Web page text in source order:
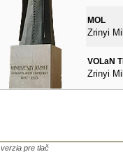
MOL
Zrinyi
VOLaN
Zrinyi
verzia pre tlač